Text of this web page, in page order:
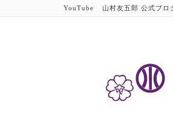
YouTube 山村友五郎 公式ブロ